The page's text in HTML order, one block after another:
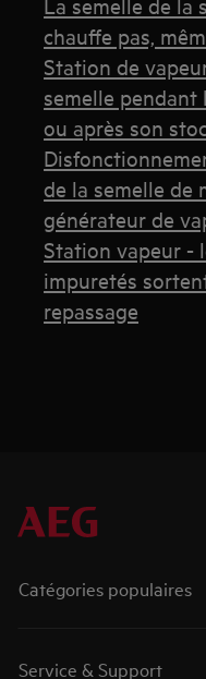
chauffe pas,
Station de
semelle
ou après son
de la semelle de
générateur de
Station vapeur -
impuretés
repassage
Catégories populaires
Service & Support